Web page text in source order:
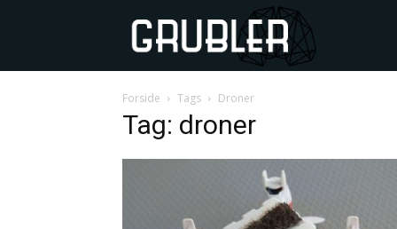
Forside Tags Droner
Tag: droner